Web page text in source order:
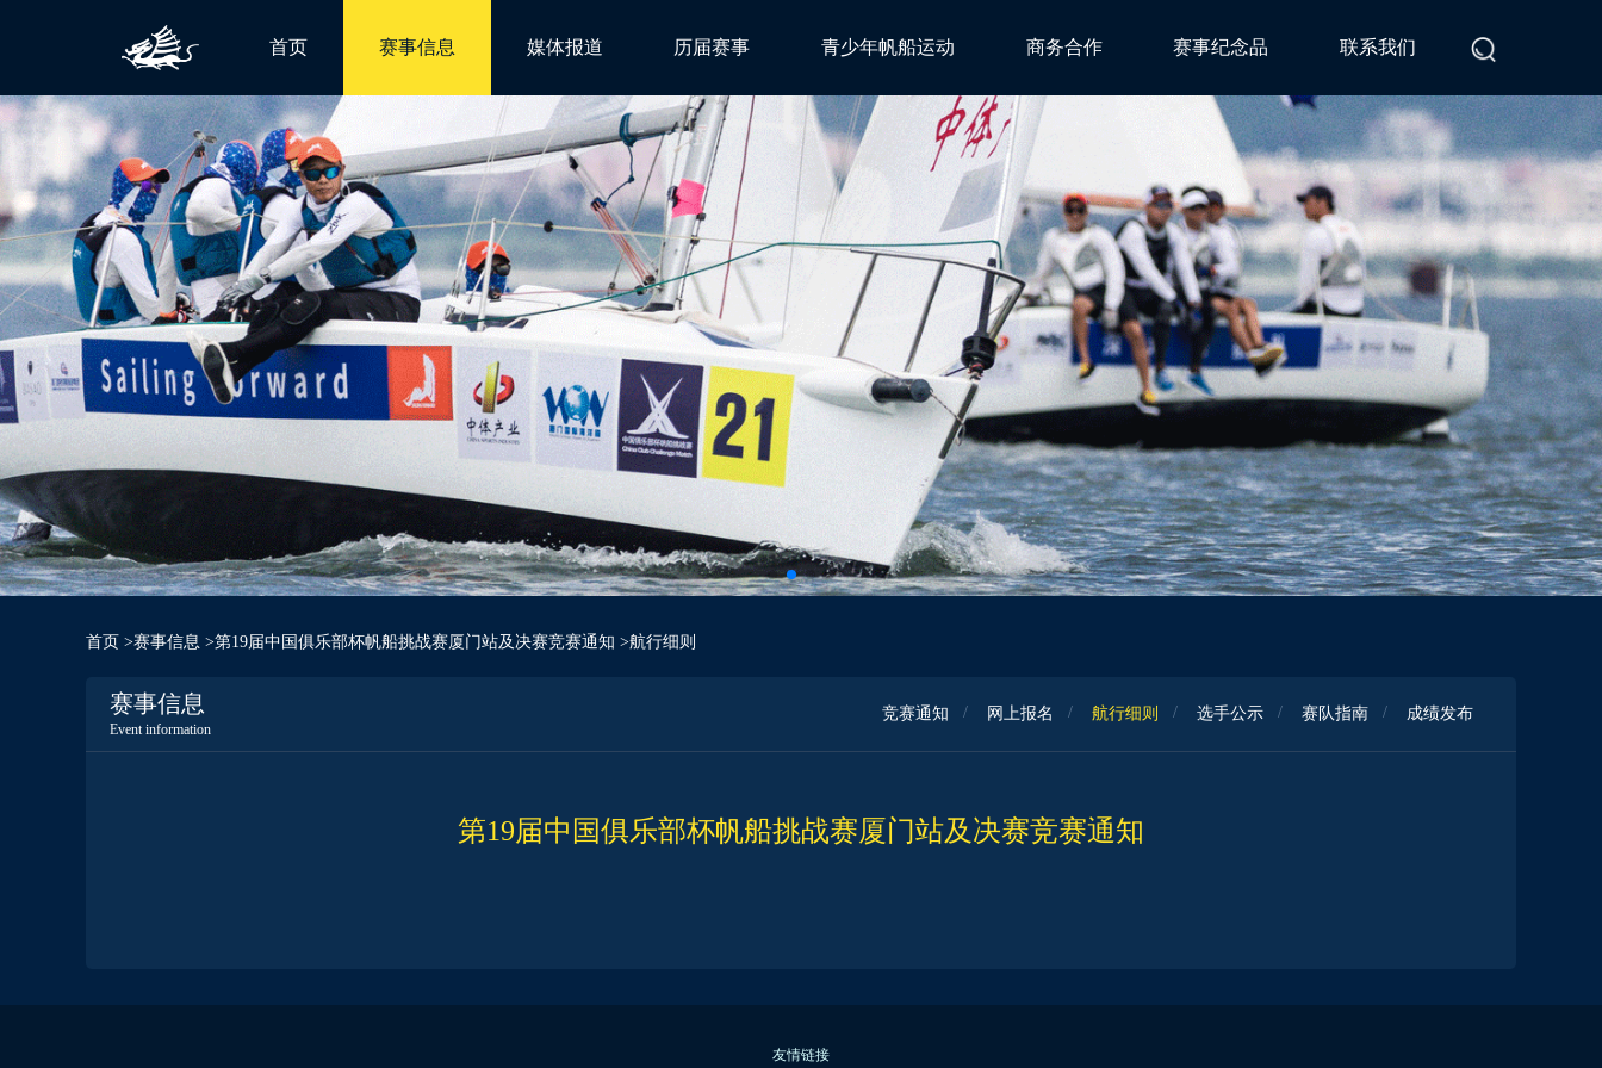
首页 赛事信息 媒体报道 历届赛事 青少年帆船运动 商务合作 赛事纪念品 联系我们
首页 >赛事信息 >第19届中国俱乐部杯帆船挑战赛厦门站及决赛竞赛通知 >航行细则
赛事信息
Event information
竞赛通知 网上报名 航行细则 选手公示 赛队指南 成绩发布
第19届中国俱乐部杯帆船挑战赛厦门站及决赛竞赛通知
友情链接